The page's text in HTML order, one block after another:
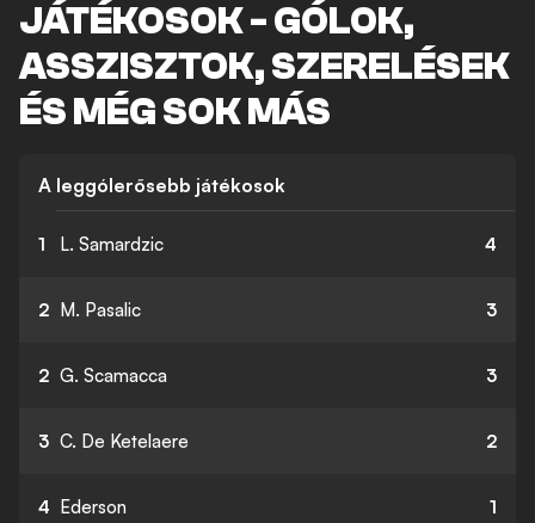
JÁTÉKOSOK - GÓLOK,
ASSZISZTOK, SZERELÉSEK
ÉS MÉG SOK MÁS
A leggólerősebb játékosok
1 L. Samardzic 4
2 M. Pasalic 3
2 G. Scamacca 3
3 C. De Ketelaere 2
4 Ederson 1